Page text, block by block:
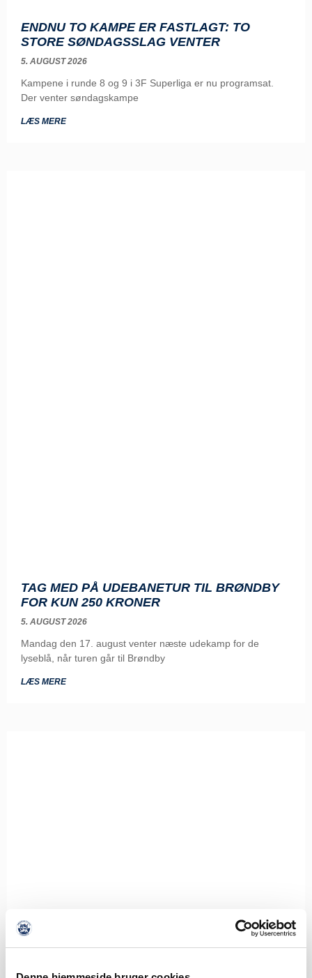
ENDNU TO KAMPE ER FASTLAGT: TO
STORE SØNDAGSSLAG VENTER
5. AUGUST 2026
Kampene i runde 8 og 9 i 3F Superliga er nu programsat.
Der venter søndagskampe
LÆS MERE
TAG MED PÅ UDEBANETUR TIL BRØNDBY
FOR KUN 250 KRONER
5. AUGUST 2026
Mandag den 17. august venter næste udekamp for de
lyseblå, når turen går til Brøndby
LÆS MERE